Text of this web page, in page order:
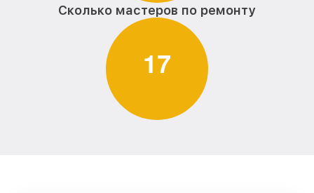
Сколько мастеров по ремонту
17